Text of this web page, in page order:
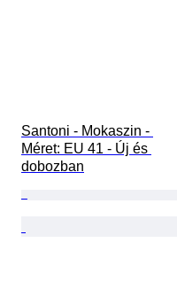
Santoni - Mokaszin -
Méret: EU 41 - Új és
dobozban